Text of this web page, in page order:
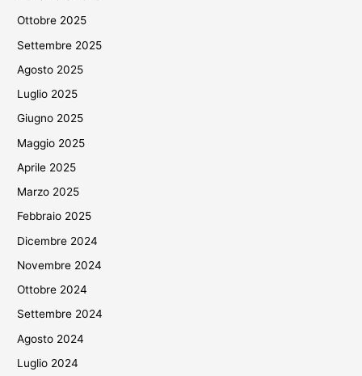
Ottobre 2025
Settembre 2025
Agosto 2025
Luglio 2025
Giugno 2025
Maggio 2025
Aprile 2025
Marzo 2025
Febbraio 2025
Dicembre 2024
Novembre 2024
Ottobre 2024
Settembre 2024
Agosto 2024
Luglio 2024